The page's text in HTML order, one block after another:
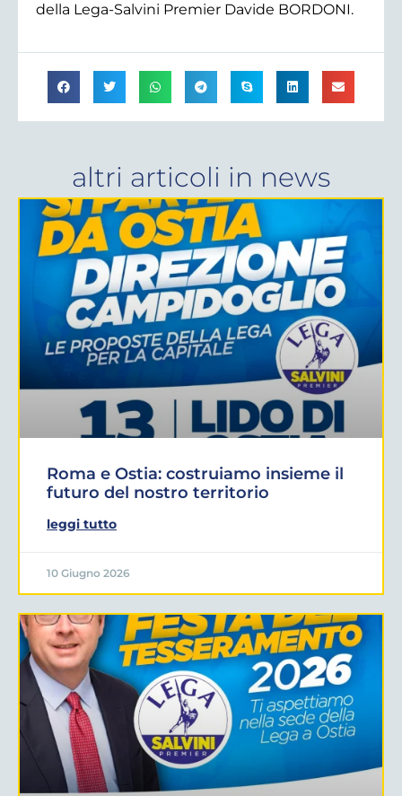
della Lega-Salvini Premier Davide BORDONI.
altri articoli in news
Roma e Ostia: costruiamo insieme il
futuro del nostro territorio
leggi tutto
10 Giugno 2026